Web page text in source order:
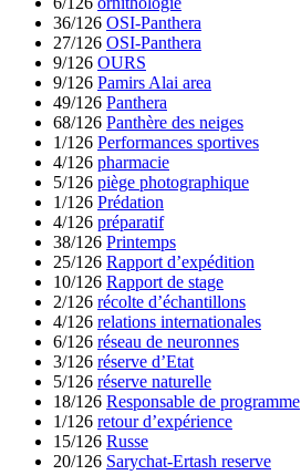
36/126 OSI-Panthera
27/126 OSI-Panthera
9/126 OURS
9/126 Pamirs Alai area
49/126 Panthera
68/126 Panthère des neiges
1/126 Performances sportives
4/126 pharmacie
5/126 piège photographique
1/126 Prédation
4/126 préparatif
38/126 Printemps
25/126 Rapport d’expédition
10/126 Rapport de stage
2/126 récolte d’échantillons
4/126 relations internationales
6/126 réseau de neuronnes
3/126 réserve d’Etat
5/126 réserve naturelle
18/126 Responsable de programme
1/126 retour d’expérience
15/126 Russe
20/126 Sarychat-Ertash reserve